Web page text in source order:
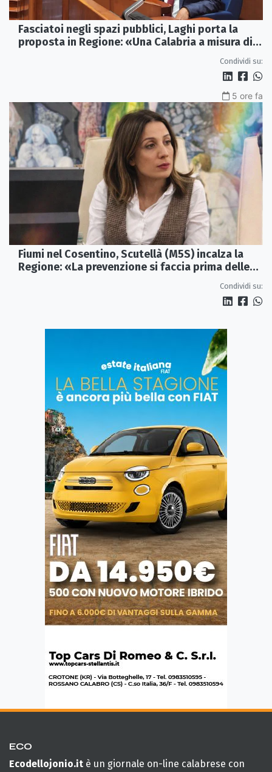
Fasciatoi negli spazi pubblici, Laghi porta la
proposta in Regione: «Una Calabria a misura di
Condividi su:
5 ore fa
Fiumi nel Cosentino, Scutellà (M5S) incalza la
Regione: «La prevenzione si faccia prima delle
Condividi su:
ECO
Ecodellojonio.it è un giornale on-line calabrese con